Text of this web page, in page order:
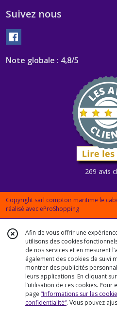
Suivez nous
Note globale : 4,8/5
269 avis
Copyright sarl comptoir maritime le
réalisé avec eProShopping
Afin de vous offrir une
utilisons des cookies
de nos services et en mesurent
également des cookies de suivi
montrer des publicités
leurs applications. En cliquant
l’utilisation de ces cookies.
page “Informations sur les
confidentialité“. Vous pouvez